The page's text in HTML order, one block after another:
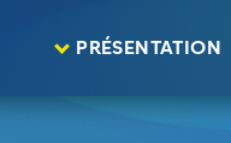
PRÉSENTATION
prioritaire de la